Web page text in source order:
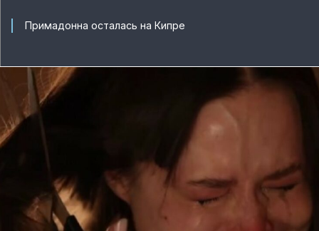
Примадонна осталась на Кипре